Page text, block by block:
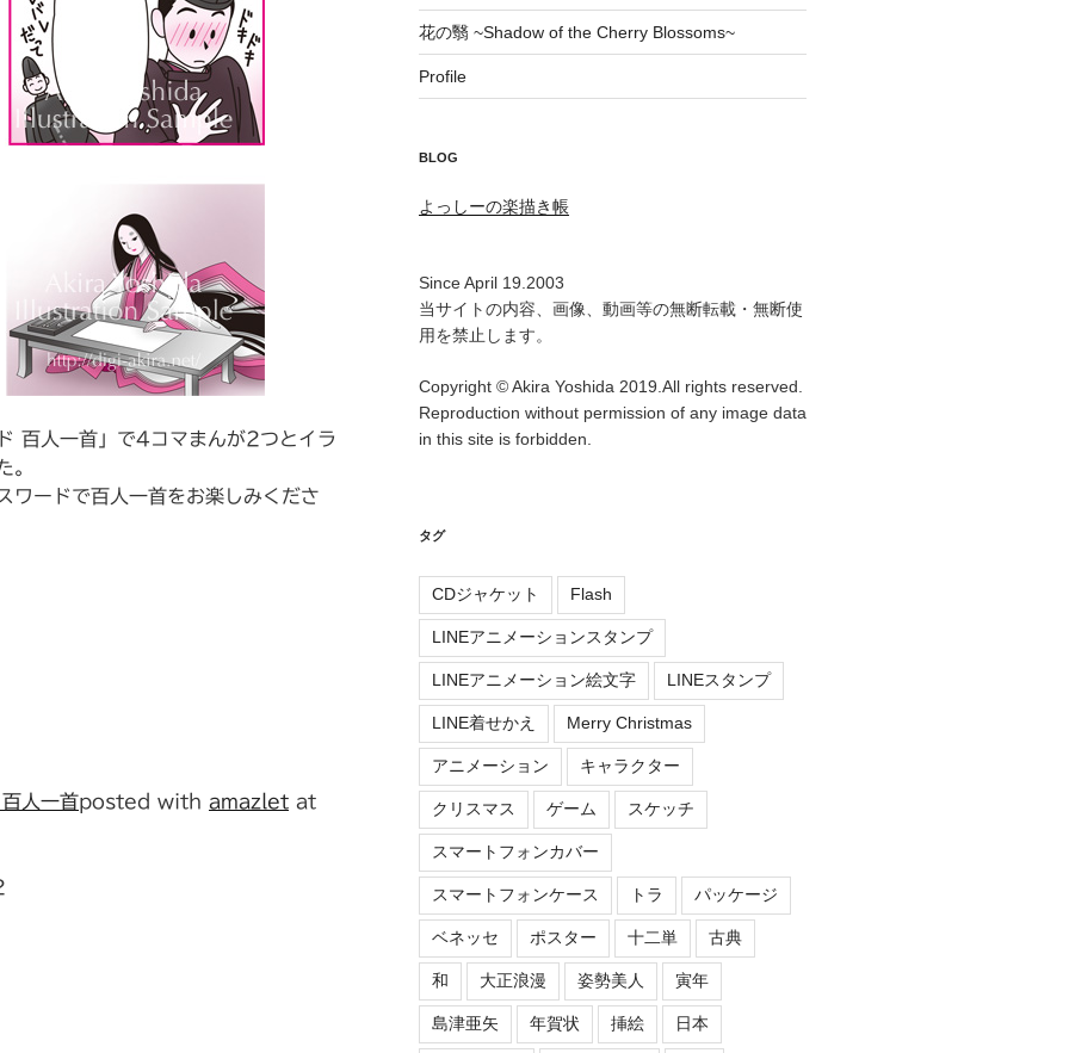
百人一首」で4コマまんが2つとイラ
。
ワードで百人一首をお楽しみくださ
人一首posted with amazlet at
花の翳 ~Shadow of the Cherry Blossoms~
Profile
BLOG
よっしーの楽描き帳
Since April 19.2003
当サイトの内容、画像、動画等の無断転載・無断使
用を禁止します。
Copyright © Akira Yoshida 2019.All rights reserved.
Reproduction without permission of any image data
in this site is forbidden.
タグ
CDジャケット Flash
LINEアニメーションスタンプ
LINEアニメーション絵文字 LINEスタンプ
LINE着せかえ Merry Christmas
アニメーション キャラクター
クリスマス ゲーム スケッチ
スマートフォンカバー
スマートフォンケース トラ パッケージ
ベネッセ ポスター 十二単 古典
和 大正浪漫 姿勢美人 寅年
島津亜矢 年賀状 挿絵 日本